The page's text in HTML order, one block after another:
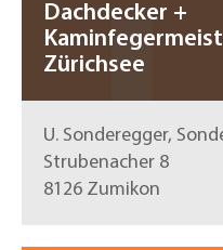
Dachdecker +
Zürichsee
U. Sonderegger,
Strubenacher 8
8126 Zumikon